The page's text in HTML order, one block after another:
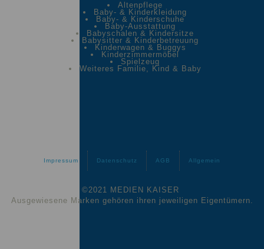
Altenpflege
Baby- & Kinderkleidung
Baby- & Kinderschuhe
Baby-Ausstattung
Babyschalen & Kindersitze
Babysitter & Kinderbetreuung
Kinderwagen & Buggys
Kinderzimmermöbel
Spielzeug
Weiteres Familie, Kind & Baby
Impressum Datenschutz AGB Allgemein
©2021 MEDIEN KAISER
Ausgewiesene Marken gehören ihren jeweiligen Eigentümern.